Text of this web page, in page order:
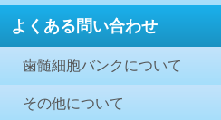
よくある問い合わせ
歯髄細胞バンクについて
その他について